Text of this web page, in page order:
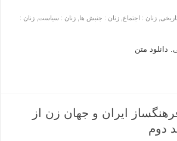
,زنان : اجتماع ,زنان : جنبش ها ,زنان : سیاست ,زنان :
دانلود متن
ایران و جهان زن از
دوم